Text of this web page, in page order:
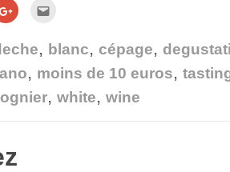
Cliquez
pour
Google+
(ouvre
une
nouvelle
fenêtre)
e-
mail
un
dans
une
fenêtre)
, blanc, cépage,
, moins de 10 euros,
, white, wine